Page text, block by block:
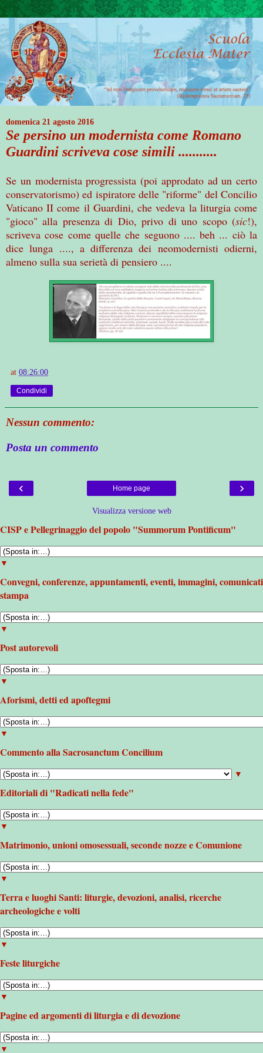
domenica 21 agosto 2016
Se persino un modernista come Romano
Guardini scriveva cose simili ...........
Se un modernista progressista (poi approdato ad un certo
conservatorismo) ed ispiratore delle "riforme" del Concilio
Vaticano II come il Guardini, che vedeva la liturgia come
"gioco" alla presenza di Dio, privo di uno scopo (sic!),
scriveva cose come quelle che seguono .... beh ... ciò la
dice lunga ...., a differenza dei neomodernisti odierni,
almeno sulla sua serietà di pensiero ....
at 08:26:00
Condividi
Nessun commento:
Posta un commento
‹ ›
Home page
Visualizza versione web
CISP e Pellegrinaggio del popolo "Summorum Pontificum"
▼
Convegni, conferenze, appuntamenti, eventi, immagini, comunicati
stampa
▼
Post autorevoli
▼
Aforismi, detti ed apoftegmi
▼
Commento alla Sacrosanctum Concilium
▼
Editoriali di "Radicati nella fede"
▼
Matrimonio, unioni omosessuali, seconde nozze e Comunione
▼
Terra e luoghi Santi: liturgie, devozioni, analisi, ricerche
archeologiche e volti
▼
Feste liturgiche
▼
Pagine ed argomenti di liturgia e di devozione
▼